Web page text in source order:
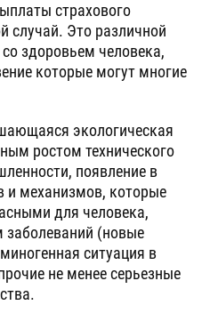
страхового
случай. Это различной
здоровьем человека,
которые могут многие
экологическая
ростом технического
появление в
и механизмов, которые
для человека,
заболеваний (новые
ситуация в
не менее серьезные